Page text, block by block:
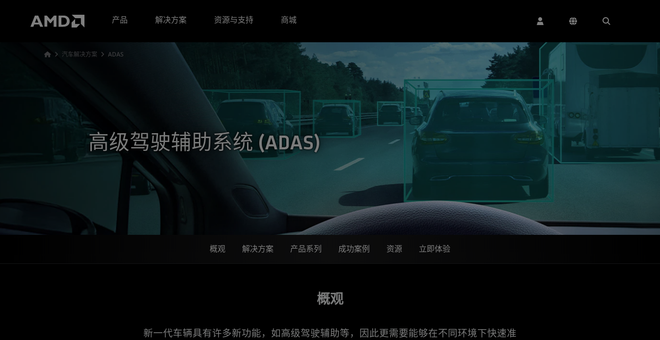
产品
解决方案 资源与支持 商城
汽车解决方案 ADAS
高级驾驶辅助系统 (ADAS)
概观 解决方案 产品系列 成功案例 资源 立即体验
概观
新一代车辆具有许多新功能，如高级驾驶辅助等，因此更需要能够在不同环境下快速准